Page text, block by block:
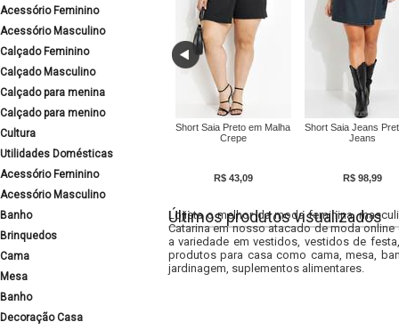
Acessório Feminino
Acessório Masculino
Calçado Feminino
Calçado Masculino
Calçado para menina
Calçado para menino
Cultura
Utilidades Domésticas
Acessório Feminino
Acessório Masculino
Banho
Brinquedos
Cama
Mesa
Banho
Decoração Casa
Short Saia Preto em Malha
Crepe
R$ 43,09
Short Saia Jeans
Jeans
R$ 98,99
Últimos produtos visualizados
Lojista o melhor da moda feminina,
Catarina em nosso atacado de moda
a variedade em vestidos, vestidos de
produtos para casa como cama, mesa,
jardinagem, suplementos alimentares.